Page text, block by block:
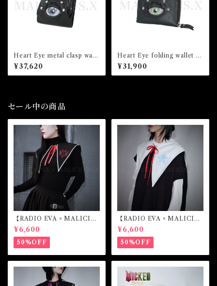
Heart Eye metal clasp wall
et /Gray
¥37,620
Heart Eye folding wallet /l
ce Green
¥31,900
セール中の商品
【RADIO EVA × MALICIO
US.X】Sailor collar （第4の
使徒）
¥6,600
50%OFF
【RADIO EVA × MALICIO
US.X】Sailor collar （綾波
レイ）
¥6,600
50%OFF